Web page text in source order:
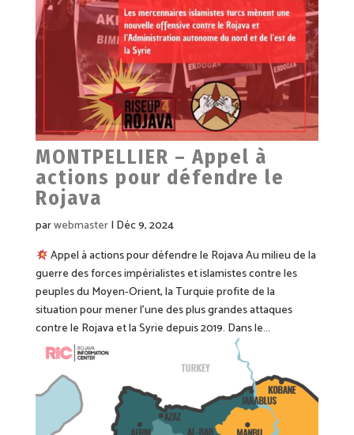
MONTPELLIER – Appel à
actions pour défendre le
Rojava
parwebmaster| Déc 9, 2024
Appel à actions pour défendre le Rojava Au milieu de la
guerre des forces impérialistes et islamistes contre les
peuples du Moyen-Orient, la Turquie profite de la
situation pour mener l’une des plus grandes attaques
contre le Rojava et la Syrie depuis 2019. Dans le...